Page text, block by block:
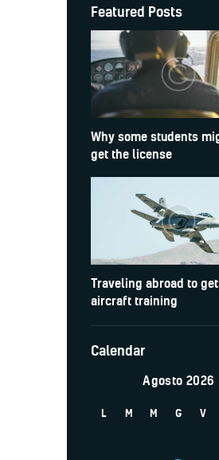
Featured Posts
Why some students
get the license
Traveling abroad to
aircraft training
Calendar
Agosto 2026
L M M G V